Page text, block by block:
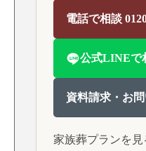
電話で相談
公式LINEで
資料請求・お
家族葬プランを見